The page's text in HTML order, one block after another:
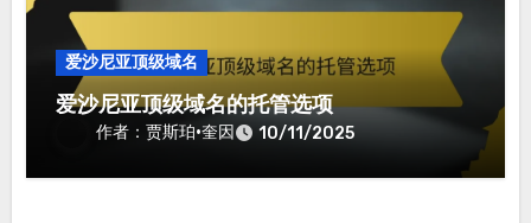
爱沙尼亚顶级域名
爱沙尼亚顶级域名的托管选项
作者：贾斯珀·奎因 10/11/2025